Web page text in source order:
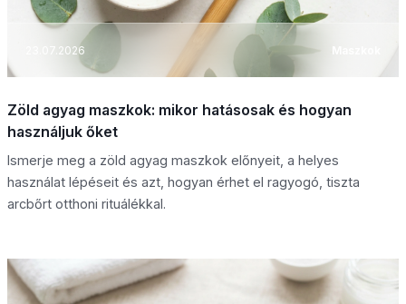
23.07.2026
Zöld agyag maszkok: mikor hatásosak és hogyan
használjuk őket
Ismerje meg a zöld agyag maszkok előnyeit, a helyes
használat lépéseit és azt, hogyan érhet el ragyogó, tiszta
arcbőrt otthoni rituálékkal.